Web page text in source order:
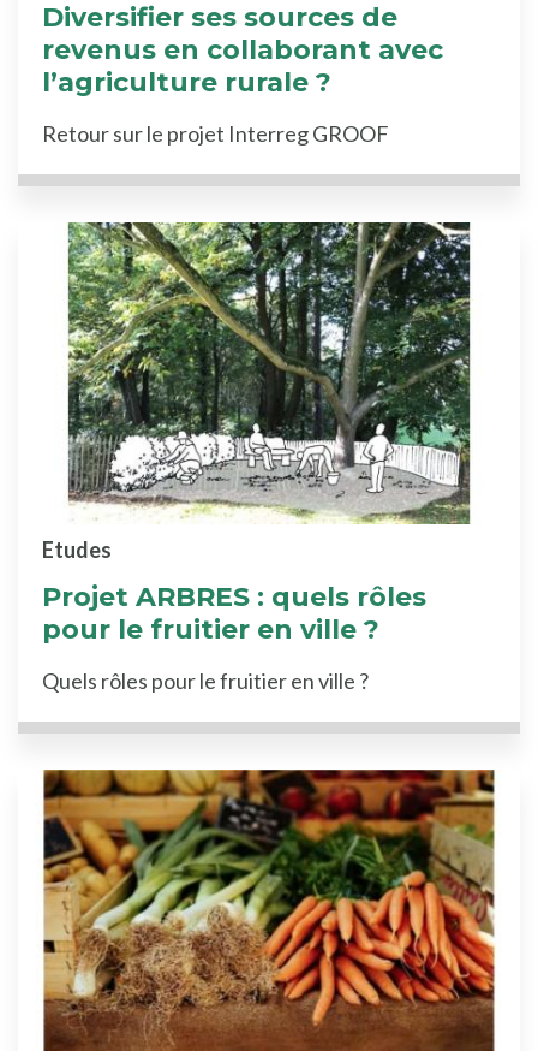
Diversifier ses sources de
revenus en collaborant avec
l’agriculture rurale ?
Retour sur le projet Interreg GROOF
Projet ARBRES : quels rôles
pour le fruitier en ville ?
Etudes
Quels rôles pour le fruitier en ville ?